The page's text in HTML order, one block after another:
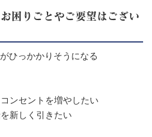
困りごとやご要望はござい
ひっかかりそうになる
ンセントを増やしたい
新しく引きたい